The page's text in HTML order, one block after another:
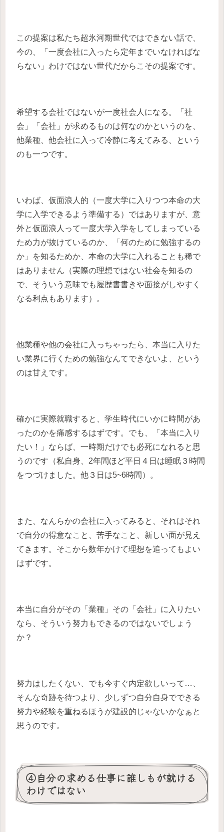
この提案は私たち超氷河期世代ではできない話で、
今の、「一度会社に入ったら定年までいなければな
らない」わけではない世代だからこその提案です。
希望する会社ではないが一度社会人になる。「社
会」「会社」が求めるものは何なのかというのを、
他業種、他会社に入って冷静に考えてみる、という
のも一つです。
いわば、仮面浪人的（一度大学に入りつつ本命の大
学に入学できるよう準備する）ではありますが、意
外と仮面浪人って一度大学入学をしてしまっている
ため力が抜けているのか、「何のために勉強するの
か」を知るためか、本命の大学に入れることも稀で
はありません（実際の理想ではない社会を知るの
で、そういう意味でも履歴書書きや面接がしやすく
なる利点もあります）。
他業種や他の会社に入っちゃったら、本当に入りた
い業界に行くための勉強なんてできないよ、という
のは甘えです。
確かに実際就職すると、学生時代にいかに時間があ
ったのかを痛感するはずです。でも、「本当に入り
たい！」ならば、一時期だけでも必死になれると思
うのです（私自身、2年間ほど平日４日は睡眠３時間
をつづけました。他３日は5~6時間）。
また、なんらかの会社に入ってみると、それはそれ
で自分の得意なこと、苦手なこと、新しい面が見え
てきます。そこから数年かけて理想を追ってもよい
はずです。
本当に自分がその「業種」その「会社」に入りたい
なら、そういう努力もできるのではないでしょう
か？
努力はしたくない、でも今すぐ内定欲しいって…、
そんな奇跡を待つより、少しずつ自分自身でできる
努力や経験を重ねるほうが建設的じゃないかなぁと
思うのです。
④自分の求める仕事に誰しもが就ける
わけではない